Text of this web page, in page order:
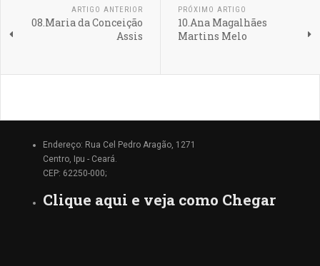
ARTIGO ANTERIOR
08.Maria da Conceição
Assis
PRÓXIMO ARTIGO
10.Ana Magalhães
Martins Melo
Endereço: Rua Cel Pedro Aragão, 1271
Centro, Ipu - Ceará.
CEP: 62250-000;
Clique aqui e veja como Chegar